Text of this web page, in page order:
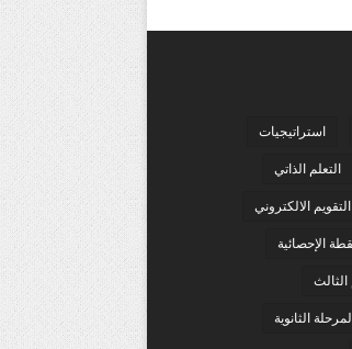
استراتيجيات
التعلم الذاتي
التقويم الالكتروني
الإحصائية
الثانوية